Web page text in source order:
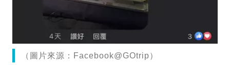
（圖片來源：Facebook@GOtrip）